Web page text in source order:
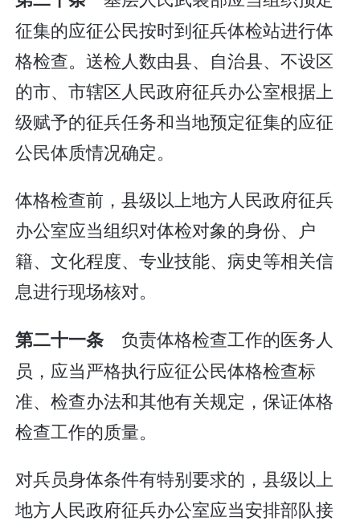
征集的应征公民按时到征兵体检站进行体
格检查。送检人数由县、自治县、不设区
的市、市辖区人民政府征兵办公室根据上
级赋予的征兵任务和当地预定征集的应征
公民体质情况确定。
体格检查前，县级以上地方人民政府征兵
办公室应当组织对体检对象的身份、户
籍、文化程度、专业技能、病史等相关信
息进行现场核对。
第二十一条 负责体格检查工作的医务人
员，应当严格执行应征公民体格检查标
准、检查办法和其他有关规定，保证体格
检查工作的质量。
对兵员身体条件有特别要求的，县级以上
地方人民政府征兵办公室应当安排部队接